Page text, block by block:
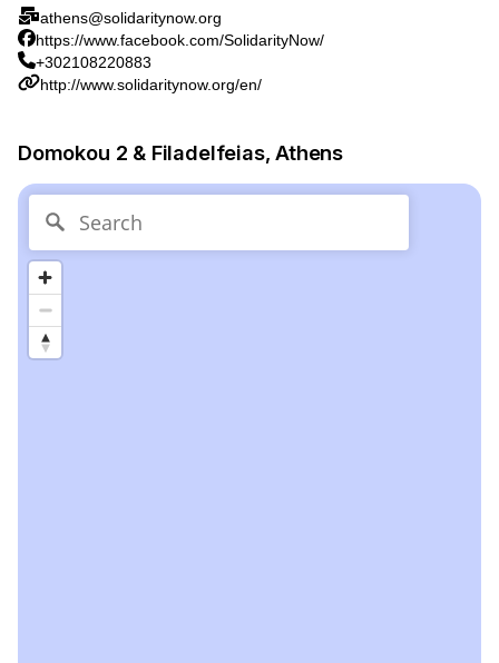
athens@solidaritynow.org
https://www.facebook.com/SolidarityNow/
+302108220883
http://www.solidaritynow.org/en/
Domokou 2 & Filadelfeias, Athens